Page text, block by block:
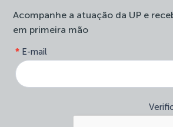
Acompanhe a atuação da UP e
em primeira mão
E-mail
*